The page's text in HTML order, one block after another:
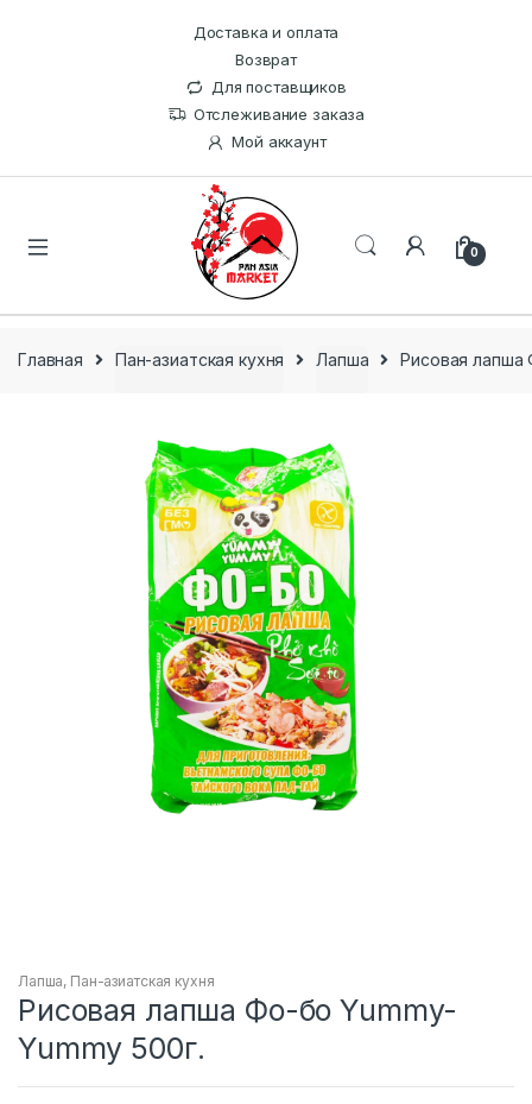
Доставка и оплата
Возврат
Для поставщиков
Отслеживание заказа
Мой аккаунт
0
Главная Пан-азиатская кухня Лапша Рисовая лапша
Лапша, Пан-азиатская кухня
Рисовая лапша Фо-бо Yummy-
Yummy 500г.